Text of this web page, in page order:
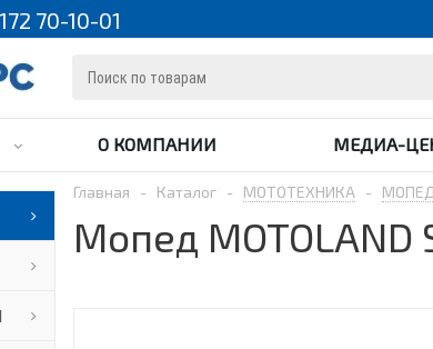
70-10-01
О КОМПАНИИ МЕДИА-
Главная - Каталог - МОТОТЕХНИКА -
Мопед MOTOLAND